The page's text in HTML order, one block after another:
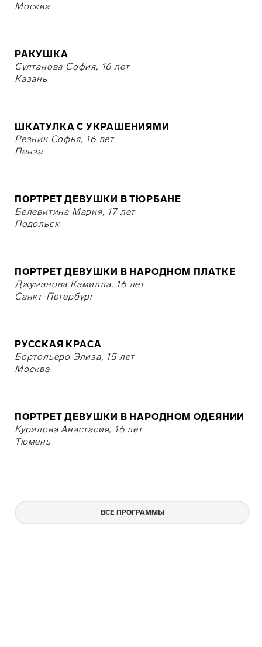
Москва
РАКУШКА
Султанова София, 16 лет
Казань
ШКАТУЛКА С УКРАШЕНИЯМИ
Резник Софья, 16 лет
Пенза
ПОРТРЕТ ДЕВУШКИ В ТЮРБАНЕ
Белевитина Мария, 17 лет
Подольск
ПОРТРЕТ ДЕВУШКИ В НАРОДНОМ ПЛАТКЕ
Джуманова Камилла, 16 лет
Санкт-Петербург
РУССКАЯ КРАСА
Бортольеро Элиза, 15 лет
Москва
ПОРТРЕТ ДЕВУШКИ В НАРОДНОМ ОДЕЯНИИ
Курилова Анастасия, 16 лет
Тюмень
ВСЕ ПРОГРАММЫ